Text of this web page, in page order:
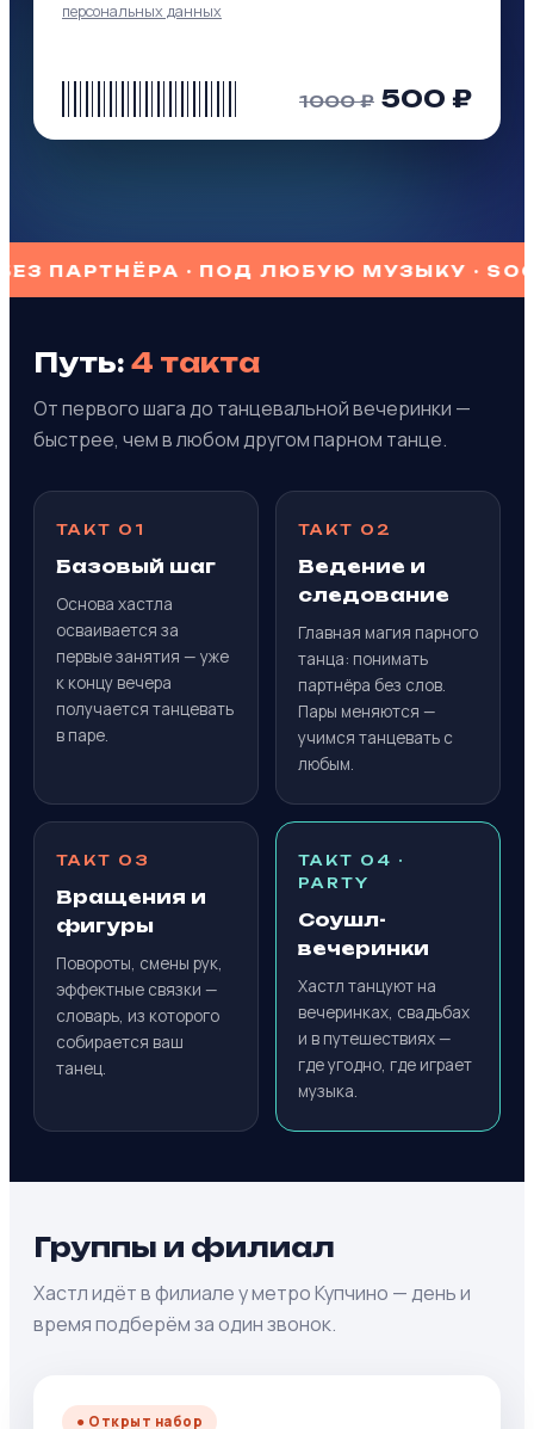
персональных данных
1000 ₽ 500 ₽
· ПОД ЛЮБУЮ МУЗЫКУ · SOCIAL
Путь: 4 такта
От первого шага до танцевальной вечеринки —
быстрее, чем в любом другом парном танце.
ТАКТ 01
Базовый шаг
Основа хастла
осваивается за
первые занятия — уже
к концу вечера
получается танцевать
в паре.
ТАКТ 02
Ведение и
следование
Главная магия парного
танца: понимать
партнёра без слов.
Пары меняются —
учимся танцевать с
любым.
ТАКТ 03
Вращения и
фигуры
Повороты, смены рук,
эффектные связки —
словарь, из которого
собирается ваш
танец.
ТАКТ 04 ·
PARTY
Соушл-
вечеринки
Хастл танцуют на
вечеринках, свадьбах
и в путешествиях —
где угодно, где играет
музыка.
Группы и филиал
Хастл идёт в филиале у метро Купчино — день и
время подберём за один звонок.
● Открыт набор